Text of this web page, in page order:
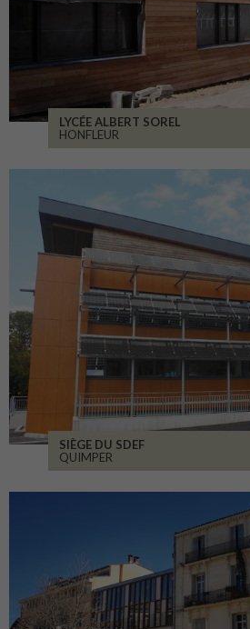
LYCÉE ALBERT SOREL
HONFLEUR
SIÈGE DU SDEF
QUIMPER